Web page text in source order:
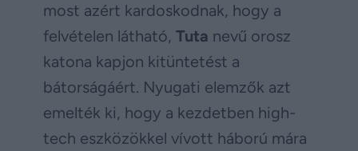
most azért kardoskodnak, hogy a
felvételen látható, Tuta nevű orosz
katona kapjon kitüntetést a
bátorságáért. Nyugati elemzők azt
emelték ki, hogy a kezdetben high-
tech eszközökkel vívott háború mára